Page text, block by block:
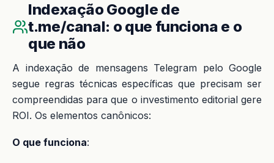
Indexação Google de
t.me/canal: o que funciona e o
que não
A indexação de mensagens Telegram pelo Google
segue regras técnicas específicas que precisam ser
compreendidas para que o investimento editorial gere
ROI. Os elementos canônicos:
O que funciona: